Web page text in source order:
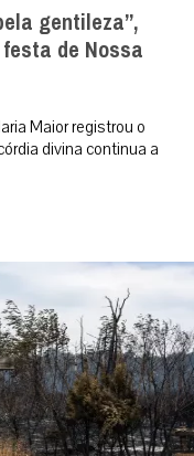
gentileza”,
de Nossa
Maior registrou o
divina continua a